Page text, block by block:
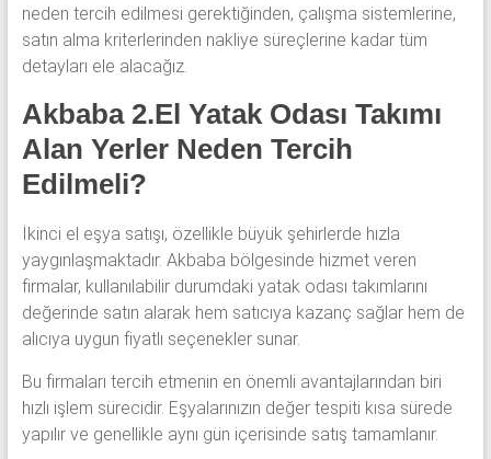
neden tercih edilmesi gerektiğinden, çalışma sistemlerine,
satın alma kriterlerinden nakliye süreçlerine kadar tüm
detayları ele alacağız.
Akbaba 2.El Yatak Odası Takımı
Alan Yerler Neden Tercih
Edilmeli?
İkinci el eşya satışı, özellikle büyük şehirlerde hızla
yaygınlaşmaktadır. Akbaba bölgesinde hizmet veren
firmalar, kullanılabilir durumdaki yatak odası takımlarını
değerinde satın alarak hem satıcıya kazanç sağlar hem de
alıcıya uygun fiyatlı seçenekler sunar.
Bu firmaları tercih etmenin en önemli avantajlarından biri
hızlı işlem sürecidir. Eşyalarınızın değer tespiti kısa sürede
yapılır ve genellikle aynı gün içerisinde satış tamamlanır.